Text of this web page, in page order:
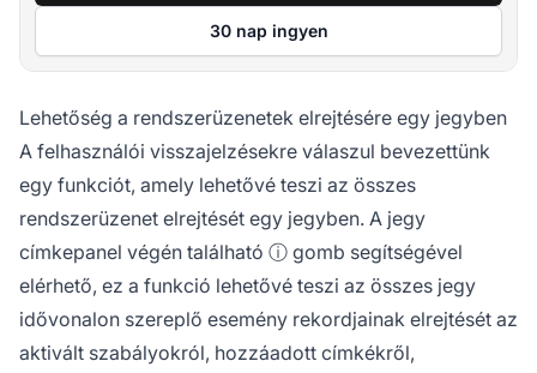
30 nap ingyen
Lehetőség a rendszerüzenetek elrejtésére egy jegyben
A felhasználói visszajelzésekre válaszul bevezettünk
egy funkciót, amely lehetővé teszi az összes
rendszerüzenet elrejtését egy jegyben. A jegy
címkepanel végén található ⓘ gomb segítségével
elérhető, ez a funkció lehetővé teszi az összes jegy
idővonalon szereplő esemény rekordjainak elrejtését az
aktivált szabályokról, hozzáadott címkékről,